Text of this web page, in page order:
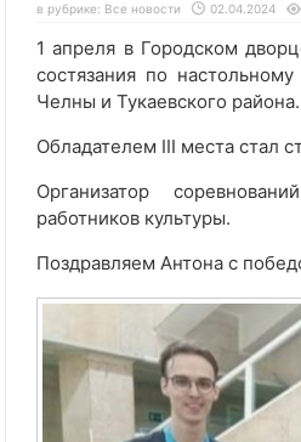
в рубрике: Все новости 02.04.2024
1 апреля в Городском
состязания по
Челны и Тукаевского района.
Обладателем III места стал
Организатор
работников культуры.
Поздравляем Антона с